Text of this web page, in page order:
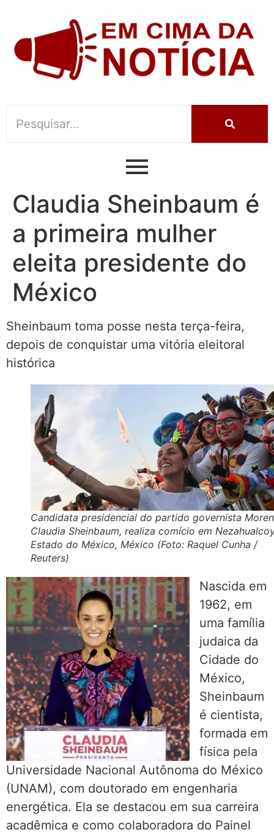
Claudia Sheinbaum é
a primeira mulher
eleita presidente do
México
Sheinbaum toma posse nesta terça-feira,
depois de conquistar uma vitória eleitoral
histórica
Candidata presidencial do partido governista
Claudia Sheinbaum, realiza comício em
Estado do México, México (Foto: Raquel Cunha /
Reuters)
Nascida em
1962, em
uma família
judaica da
Cidade do
México,
Sheinbaum
é cientista,
formada em
física pela
Universidade Nacional Autônoma do México
(UNAM), com doutorado em engenharia
energética. Ela se destacou em sua carreira
acadêmica e como colaboradora do Painel